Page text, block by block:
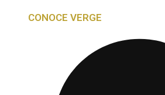
CONOCE VERGE